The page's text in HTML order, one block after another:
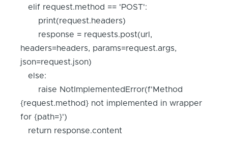
elif request.method == 'POST':
print(request.headers)
response = requests.post(url,
headers=headers, params=request.args,
json=request.json)
else:
raise NotImplementedError(f'Method
{request.method} not implemented in wrapper
for {path=}')
return response.content